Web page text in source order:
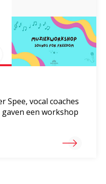
Spee, vocal coaches
een workshop